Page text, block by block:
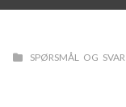
SPØRSMÅL OG SVAR